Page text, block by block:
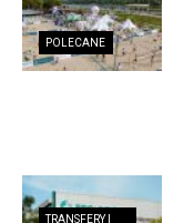
POLECANE
TRANSFERY I